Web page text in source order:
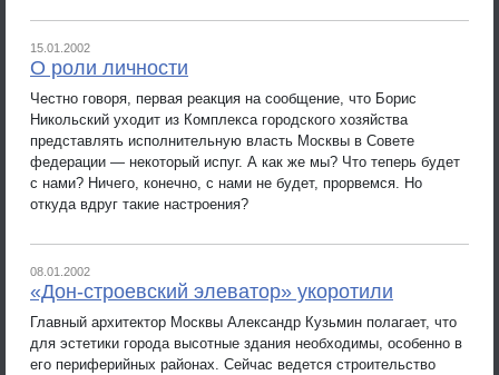
15.01.2002
О роли личности
Честно говоря, первая реакция на сообщение, что Борис
Никольский уходит из Комплекса городского хозяйства
представлять исполнительную власть Москвы в Совете
федерации — некоторый испуг. А как же мы? Что теперь будет
с нами? Ничего, конечно, с нами не будет, прорвемся. Но
откуда вдруг такие настроения?
08.01.2002
«Дон-строевский элеватор» укоротили
Главный архитектор Москвы Александр Кузьмин полагает, что
для эстетики города высотные здания необходимы, особенно в
его периферийных районах. Сейчас ведется строительство